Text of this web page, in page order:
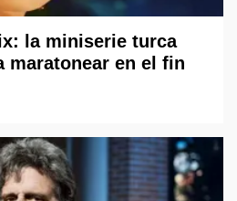
la miniserie turca
maratonear en el fin